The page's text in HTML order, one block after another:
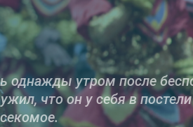
однажды утром после
что он у себя в